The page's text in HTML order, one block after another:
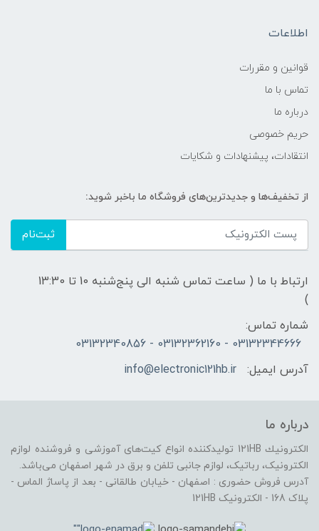
اطلاعات
قوانين و مقررات
تماس با ما
درباره ما
حریم خصوصی
انتقادات، پیشنهادات و شکایات
از تخفیف‌ها و جدیدترین‌های فروشگاه ما باخبر شوید:
ثبت‌نام
ارتباط با ما ( ساعت تماس شنبه الی پنج‌شنبه 10 تا 13:30
)
شماره تماس:
03132344666 - 03132362160 - 03132340856
آدرس ایمیل:
info@electronic121hb.ir
درباره ما
الكترونيك 121HB توليدكننده انواع کیت‌های آموزشی و فروشنده لوازم
الکترونیک، رباتیک، لوازم جانبی تلفن و برق در شهر اصفهان می‌باشد.
آدرس فروش حضوری : اصفهان - خیابان طالقانی - بعد از پاساژ الماس -
پلاک 168 - الکترونیک 121HB